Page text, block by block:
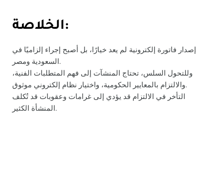
الخلاصة:
إصدار فاتورة إلكترونية لم يعد خيارًا، بل أصبح إجراء إلزاميًا في
السعودية ومصر.
وللتحول السلس، تحتاج المنشآت إلى فهم المتطلبات الفنية،
والالتزام بالمعايير الحكومية، واختيار نظام إلكتروني موثوق.
التأخر في الالتزام قد يؤدي إلى غرامات وعقوبات قد تُكلف
المنشأة الكثير.